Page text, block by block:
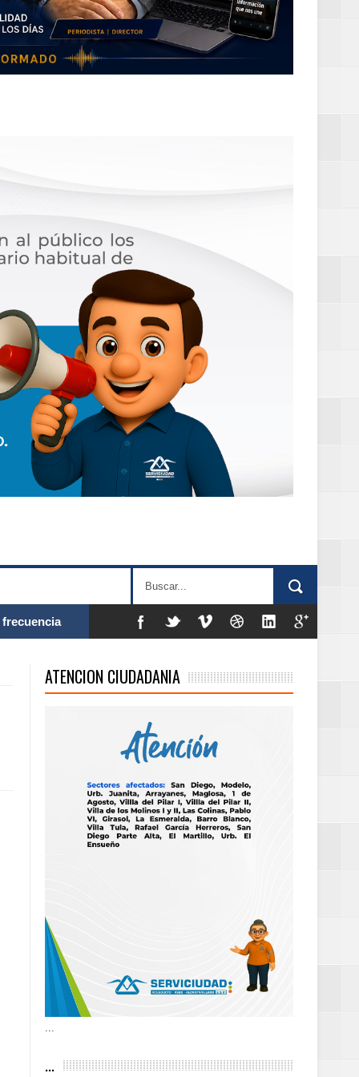
violencias
sin
Gobierno de
de la Mujer
ATENCION CIUDADANIA
...